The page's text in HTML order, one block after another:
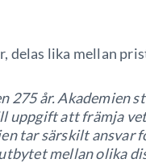
delas lika mellan
275 år. Akademien
uppgift att främja
tar särskilt ansvar
mellan olika